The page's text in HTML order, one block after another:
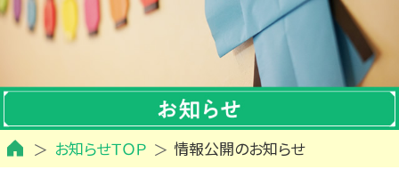
お知らせＴＯＰ 情報公開のお知らせ